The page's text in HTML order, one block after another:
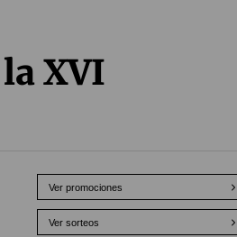
XVI
Ver promociones
Ver sorteos